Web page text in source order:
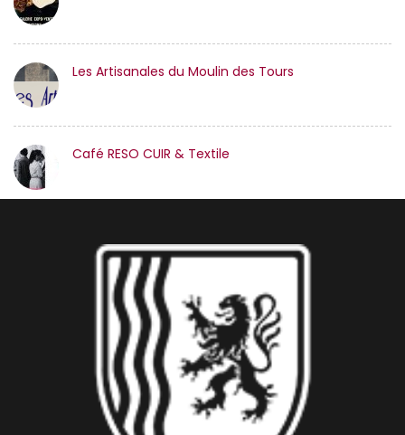
Les Artisanales du Moulin des Tours
Café RESO CUIR & Textile